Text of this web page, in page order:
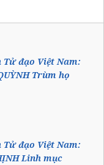
Tử đạo Việt Nam:
Trùm họ
Tử đạo Việt Nam:
Linh mục